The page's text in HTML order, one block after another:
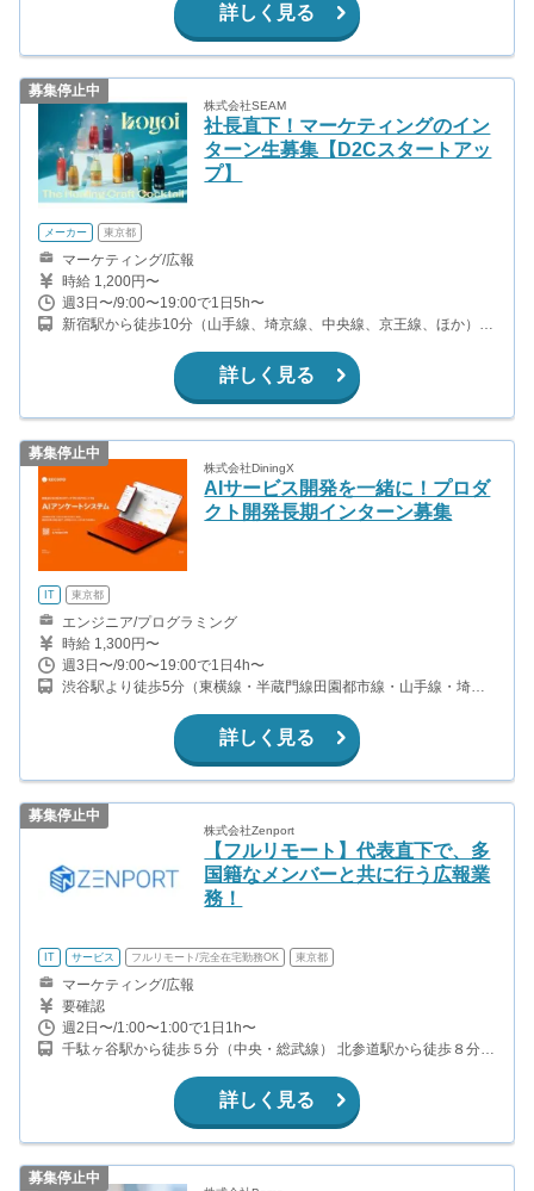
詳しく見る
募集停止中
株式会社SEAM
社長直下！マーケティングのイン
ターン生募集【D2Cスタートアッ
プ】
メーカー 東京都
マーケティング/広報
時給 1,200円〜
週3日〜/9:00〜19:00で1日5h〜
新宿駅から徒歩10分（山手線、埼京線、中央線、京王線、ほか）
橋駅から徒歩7分（小田急線） 南新宿駅から徒歩8分（小田急線）
詳しく見る
募集停止中
株式会社DiningX
AIサービス開発を一緒に！プロダ
クト開発長期インターン募集
IT 東京都
エンジニア/プログラミング
時給 1,300円〜
週3日〜/9:00〜19:00で1日4h〜
渋谷駅より徒歩5分（東横線・半蔵門線田園都市線・山手線・埼京
詳しく見る
募集停止中
株式会社Zenport
【フルリモート】代表直下で、多
国籍なメンバーと共に行う広報業
務！
IT サービス フルリモート/完全在宅勤務OK 東京都
マーケティング/広報
要確認
週2日〜/1:00〜1:00で1日1h〜
千駄ヶ谷駅から徒歩５分（中央・総武線） 北参道駅から徒歩８分
詳しく見る
募集停止中